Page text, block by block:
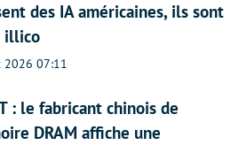
des IA américaines, ils sont
illico
2026 07:11
: le fabricant chinois de
DRAM affiche une